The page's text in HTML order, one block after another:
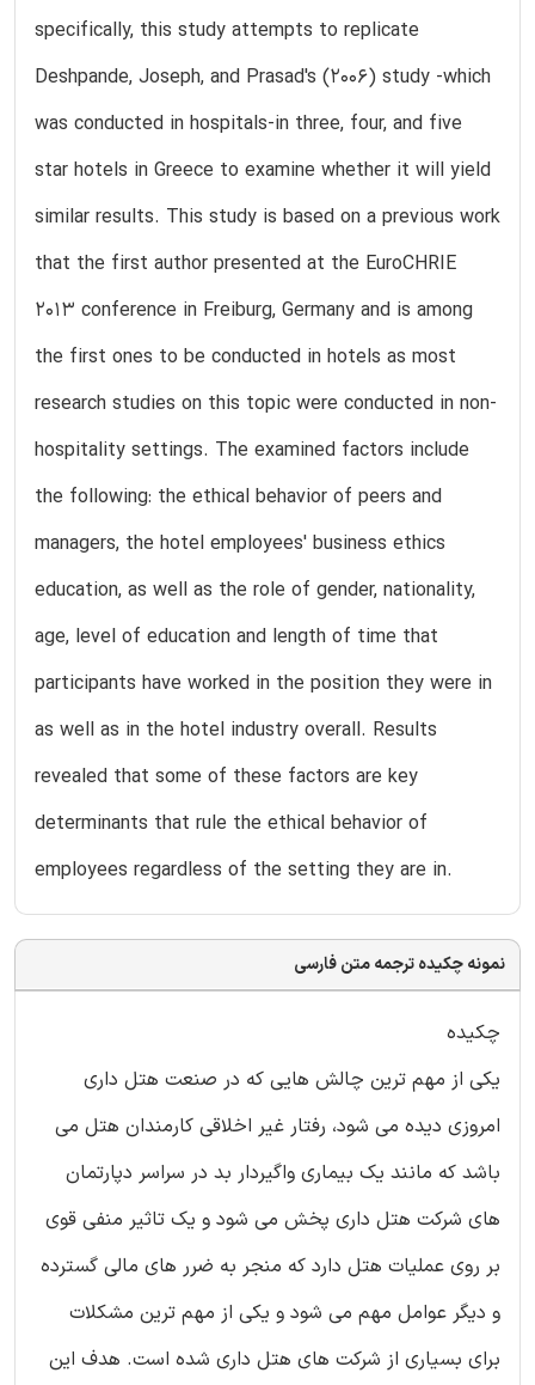
specifically, this study attempts to replicate
Deshpande, Joseph, and Prasad's (2006) study -which
was conducted in hospitals-in three, four, and five
star hotels in Greece to examine whether it will yield
similar results. This study is based on a previous work
that the first author presented at the EuroCHRIE
2013 conference in Freiburg, Germany and is among
the first ones to be conducted in hotels as most
research studies on this topic were conducted in non-
hospitality settings. The examined factors include
the following: the ethical behavior of peers and
managers, the hotel employees' business ethics
education, as well as the role of gender, nationality,
age, level of education and length of time that
participants have worked in the position they were in
as well as in the hotel industry overall. Results
revealed that some of these factors are key
determinants that rule the ethical behavior of
employees regardless of the setting they are in.
نمونه چکیده ترجمه متن فارسی
چکیده
یکی از مهم ترین چالش هایی که در صنعت هتل داری
امروزی دیده می شود، رفتار غیر اخلاقی کارمندان هتل می
باشد که مانند یک بیماری واگیردار بد در سراسر دپارتمان
های شرکت هتل داری پخش می شود و یک تاثیر منفی قوی
بر روی عملیات هتل دارد که منجر به ضرر های مالی گسترده
و دیگر عوامل مهم می شود و یکی از مهم ترین مشکلات
برای بسیاری از شرکت های هتل داری شده است. هدف این